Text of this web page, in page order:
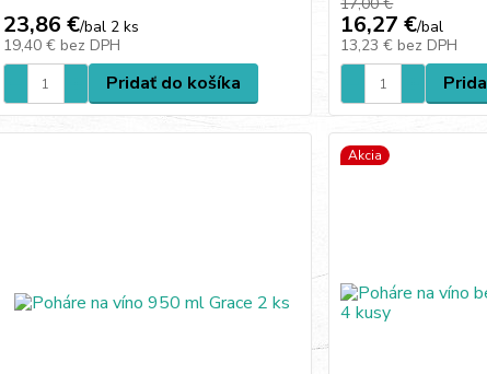
23,86 €/bal 2 ks
19,40 € bez DPH
Pridať do košíka
16,27 €/bal
13,23 € bez DPH
Akcia